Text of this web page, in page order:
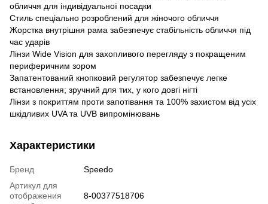
обличчя для індивідуальної посадки
Стиль спеціально розроблений для жіночого обличчя
Жорстка внутрішня рама забезпечує стабільність обличчя під
час ударів
Лінзи Wide Vision для захопливого перегляду з покращеним
периферичним зором
Запатентований кнопковий регулятор забезпечує легке
встановлення; зручний для тих, у кого довгі нігті
Лінзи з покриттям проти запотівання та 100% захистом від усіх
шкідливих UVA та UVB випромінювань
Характеристики
Бренд
Speedo
Артикул для
отображения
8-00377518706